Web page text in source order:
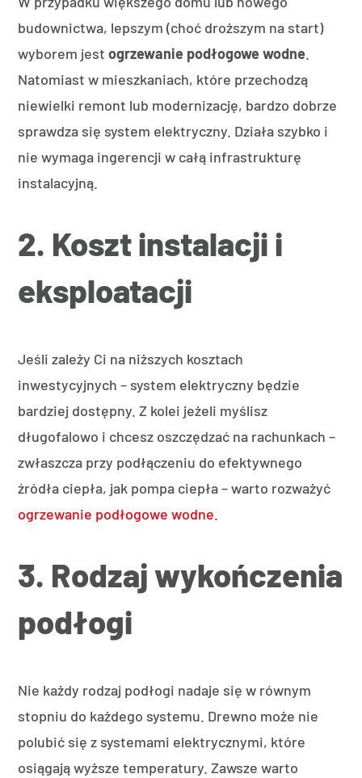
budownictwa, lepszym (choć droższym na start)
wyborem jestogrzewanie podłogowe wodne
Natomiast w mieszkaniach, które przechodzą
niewielki remont lub modernizację, bardzo dobrze
sprawdza się system elektryczny. Działa szybko i
nie wymaga ingerencji w całą infrastrukturę
instalacyjną.
2. Koszt instalacji i
eksploatacji
Jeśli zależy Ci na niższych kosztach
inwestycyjnych – system elektryczny będzie
bardziej dostępny. Z kolei jeżeli myślisz
długofalowo i chcesz oszczędzać na rachunkach –
zwłaszcza przy podłączeniu do efektywnego
źródła ciepła, jak pompa ciepła – warto rozważyć
ogrzewanie podłogowe wodne
3. Rodzaj wykończenia
podłogi
Nie każdy rodzaj podłogi nadaje się w równym
stopniu do każdego systemu. Drewno może nie
polubić się z systemami elektrycznymi, które
osiągają wyższe temperatury. Zawsze warto